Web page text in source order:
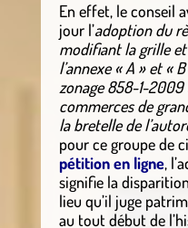
En effet, le conseil
jour l’adoption du
modifiant la grille et
l’annexe « A » et «
zonage 858-1-2009
commerces de
la bretelle de
pour ce groupe de
pétition en ligne,
signifie la
lieu qu’il juge
au tout début de